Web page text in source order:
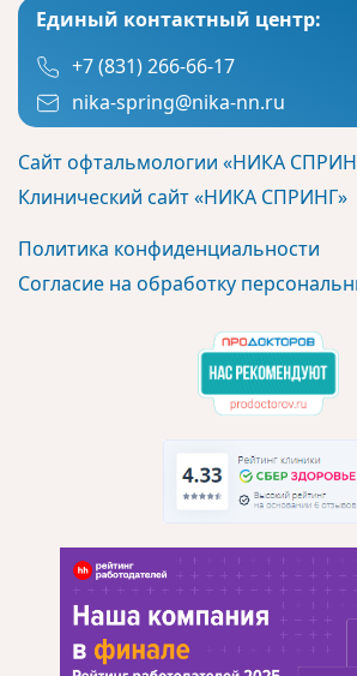
Единый контактный центр:
+7 (831) 266-66-17
nika-spring@nika-nn.ru
Сайт офтальмологии «НИКА
Клинический сайт «НИКА СПРИНГ»
Политика конфиденциальности
Согласие на обработку